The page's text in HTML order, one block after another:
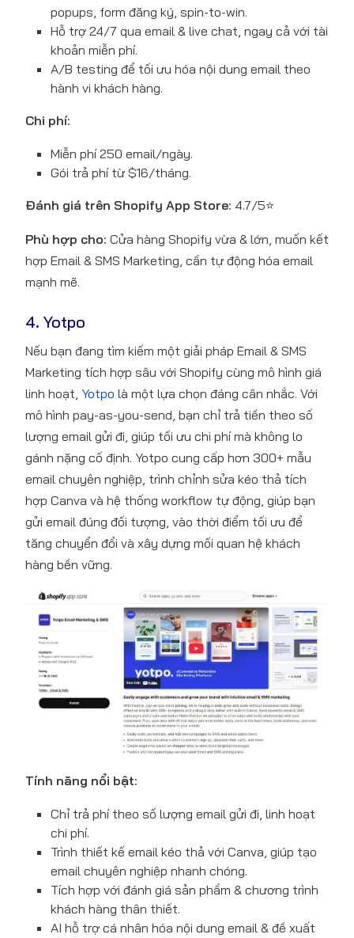
popups, form đăng ký, spin-to-win.
Hỗ trợ 24/7 qua email & live chat, ngay cả với tài
khoản miễn phí.
A/B testing để tối ưu hóa nội dung email theo
hành vi khách hàng.
Chi phí:
Miễn phí 250 email/ngày.
Gói trả phí từ $16/tháng.
Đánh giá trên Shopify App Store: 4.7/5⭐
Phù hợp cho: Cửa hàng Shopify vừa & lớn, muốn kết
hợp Email & SMS Marketing, cần tự động hóa email
mạnh mẽ.
4. Yotpo
Nếu bạn đang tìm kiếm một giải pháp Email & SMS
Marketing tích hợp sâu với Shopify cùng mô hình giá
linh hoạt, Yotpo là một lựa chọn đáng cân nhắc. Với
mô hình pay-as-you-send, bạn chỉ trả tiền theo số
lượng email gửi đi, giúp tối ưu chi phí mà không lo
gánh nặng cố định. Yotpo cung cấp hơn 300+ mẫu
email chuyên nghiệp, trình chỉnh sửa kéo thả tích
hợp Canva và hệ thống workflow tự động, giúp bạn
gửi email đúng đối tượng, vào thời điểm tối ưu để
tăng chuyển đổi và xây dựng mối quan hệ khách
hàng bền vững.
Tính năng nổi bật:
Chỉ trả phí theo số lượng email gửi đi, linh hoạt
chi phí.
Trình thiết kế email kéo thả với Canva, giúp tạo
email chuyên nghiệp nhanh chóng.
Tích hợp với đánh giá sản phẩm & chương trình
khách hàng thân thiết.
AI hỗ trợ cá nhân hóa nội dung email & đề xuất